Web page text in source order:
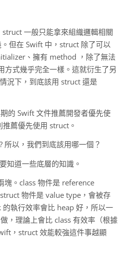
一般只能拿來組織邏輯相關
但在 Swift 中，struct 除了可以
、擁有 method ，除了無法
方式幾乎完全一樣。這就衍生了另
況下，到底該用 struct 還是
的 Swift 文件推薦開發者優先使
薦優先使用 struct。
以，我們到底該用哪一個？
知道一些底層的知識。
塊。class 物件是 reference
物件是 value type，會被存
執行效率會比 heap 好，所以一
，理論上會比 class 有效率（根據
，struct 效能較強這件事越顯